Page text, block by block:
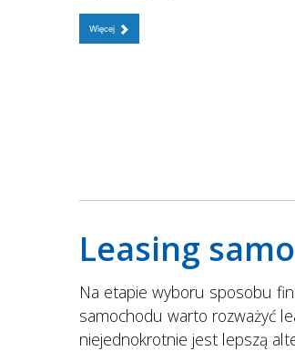
Więcej
Leasing
Na etapie wyboru sposobu
samochodu warto rozważyć
niejednokrotnie jest lepszą